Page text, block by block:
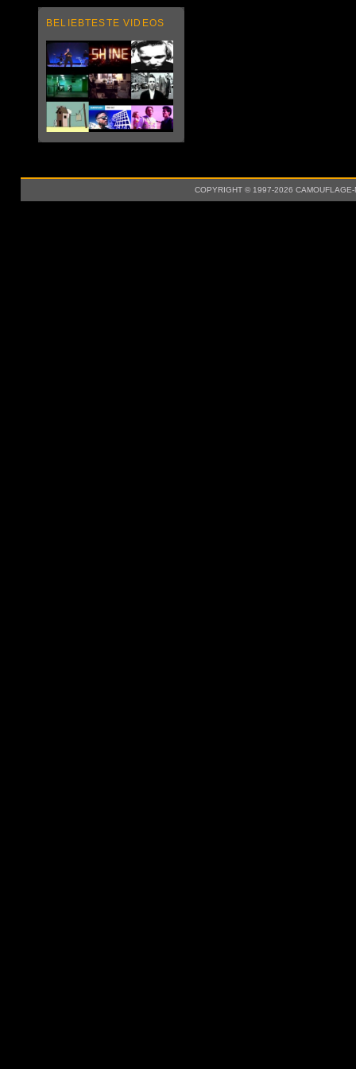
BELIEBTESTE VIDEOS
COPYRIGHT © 1997-2026 CAMOUFLAGE-